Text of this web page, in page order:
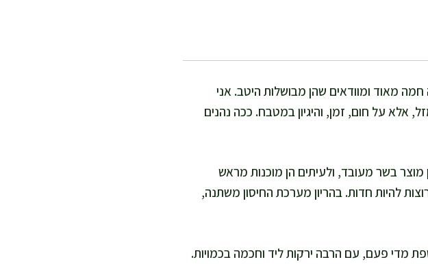
מאוד ומוודאים שהן מבושלות היטב. אני
אלא על חום, זמן, והיגיון במטבח. ככה נהנים
מוצר בשר מעובד, ולעיתים הן מוכנות מראש
להיות חדות. בהריון מערכת החיסון משתנה,
מדי פעם, עם הרבה ירקות ליד וחכמה בכמויות.